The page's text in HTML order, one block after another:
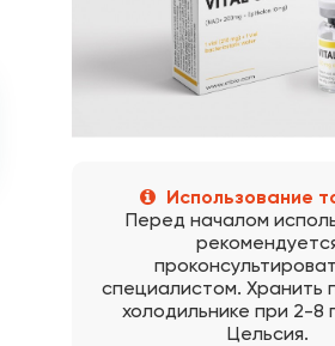
Использование
Перед началом
специалистом. Хранить
холодильнике при 2-8
Цельсия.